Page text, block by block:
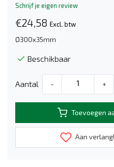
Schrijf je eigen review
€24,58 Excl. btw
Ø300x35mm
Beschikbaar
Aantal - +
Toevoegen
Aan